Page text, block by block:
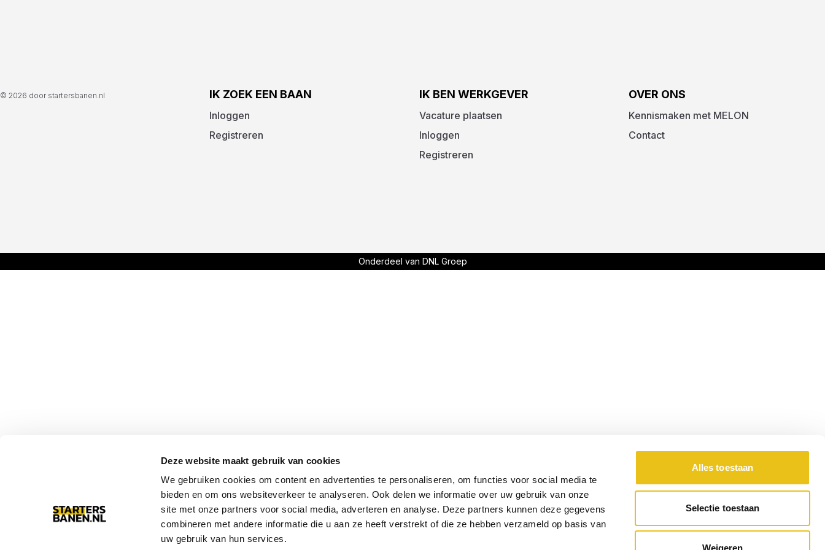
Deze website maakt gebruik van cookies
We gebruiken cookies om content en advertenties te personaliseren, om functies voor social media te
bieden en om ons websiteverkeer te analyseren. Ook delen we informatie over uw gebruik van onze
site met onze partners voor social media, adverteren en analyse. Deze partners kunnen deze gegevens
combineren met andere informatie die u aan ze heeft verstrekt of die ze hebben verzameld op basis van
uw gebruik van hun services.
Alles toestaan
Selectie toestaan
Weigeren
© 2026 door startersbanen.nl IK ZOEK EEN BAAN
Inloggen
Registreren
IK BEN WERKGEVER
Vacature plaatsen
Inloggen
Registreren
OVER ONS
Kennismaken met MELON
Contact
Onderdeel van DNL Groep